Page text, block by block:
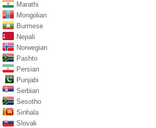
Marathi
Mongolian
Burmese
Nepali
Norwegian
Pashto
Persian
Punjabi
Serbian
Sesotho
Sinhala
Slovak